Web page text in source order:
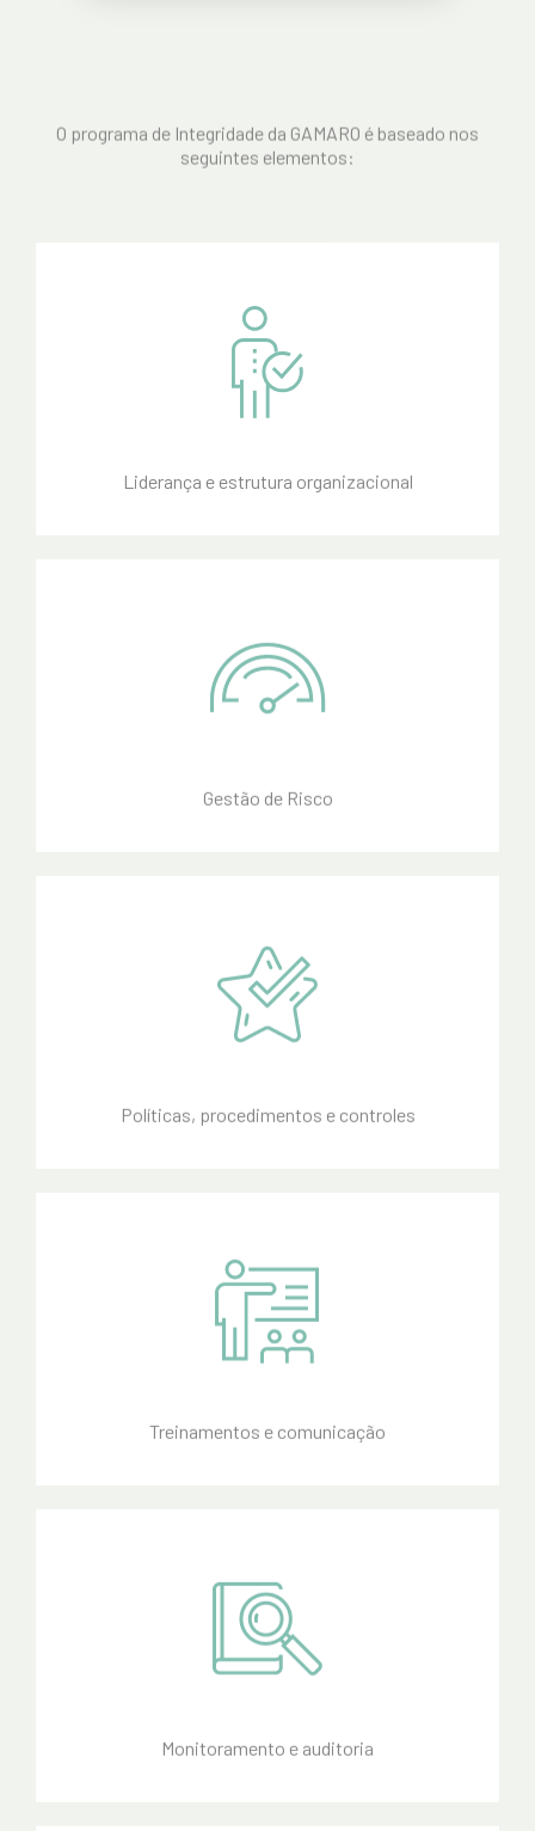
O programa de Integridade da GAMARO é baseado nos
seguintes elementos:
Liderança e estrutura organizacional
Gestão de Risco
Políticas, procedimentos e controles
Treinamentos e comunicação
Monitoramento e auditoria